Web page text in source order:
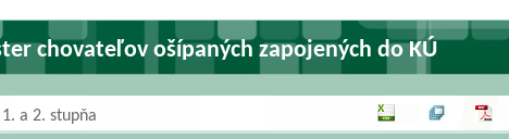
chovateľov ošípaných zapojených do KÚ
a 2. stupňa